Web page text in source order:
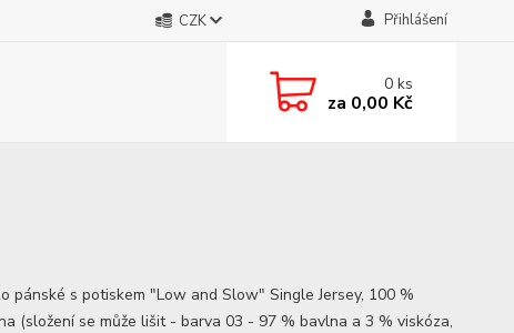
CZK Přihlášení
0ks
za 0,00 Kč
pánské s potiskem "Low and Slow" Single Jersey, 100 %
(složení se může lišit - barva 03 - 97 % bavlna a 3 % viskóza,